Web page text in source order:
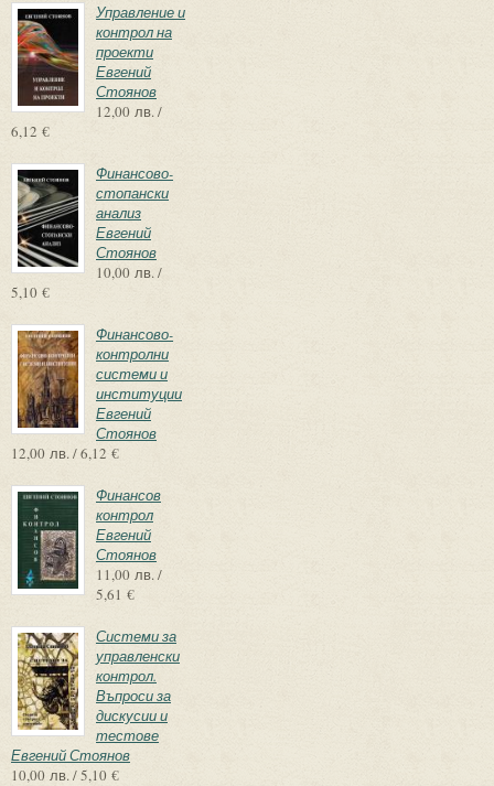
Управление и
контрол на
проекти
Евгений
Стоянов
12,00 лв. /
6,12 €
Финансово-
стопански
анализ
Евгений
Стоянов
10,00 лв. /
5,10 €
Финансово-
контролни
системи и
институции
Евгений
Стоянов
12,00 лв. / 6,12 €
Финансов
контрол
Евгений
Стоянов
11,00 лв. /
5,61 €
Системи за
управленски
контрол.
Въпроси за
дискусии и
тестове
Евгений Стоянов
10,00 лв. / 5,10 €